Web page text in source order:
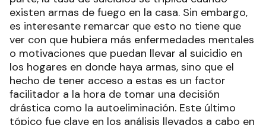
existen armas de fuego en la casa. Sin embargo,
es interesante remarcar que esto no tiene que
ver con que hubiera más enfermedades mentales
o motivaciones que puedan llevar al suicidio en
los hogares en donde haya armas, sino que el
hecho de tener acceso a estas es un factor
facilitador a la hora de tomar una decisión
drástica como la autoeliminación. Este último
tópico fue clave en los análisis llevados a cabo en